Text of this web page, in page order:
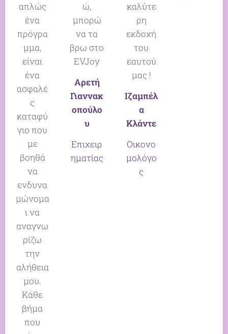
απλώς
ένα
πρόγρα
μμα,
είναι
ένα
ασφαλέ
ς
καταφύ
γιο που
με
βοηθά
να
ενδυνα
μώνομα
ι να
αναγνω
ρίζω
την
αλήθεια
μου.
Κάθε
βήμα
που
ώ,
μπορώ
να τα
βρω στο
EVJoy
Αρετή
Γιαννακ
οπούλο
υ
Επιχειρ
ηματίας
καλύτε
ρη
εκδοχή
του
εαυτού
μας !
Ιζαμπέλ
α
Κλάντε
Οικονο
μολόγο
ς